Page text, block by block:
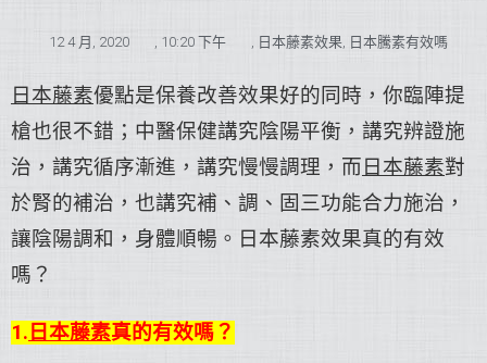
12 4 月, 2020 , 10:20 下午 , 日本藤素效果, 日本騰素有效嗎
日本藤素優點是保養改善效果好的同時，你臨陣提
槍也很不錯；中醫保健講究陰陽平衡，講究辨證施
治，講究循序漸進，講究慢慢調理，而 日本藤素對
於腎的補治，也講究補、調、固三功能合力施治，
讓陰陽調和，身體順暢。日本藤素效果真的有效
嗎？
1. 日本藤素真的有效嗎？